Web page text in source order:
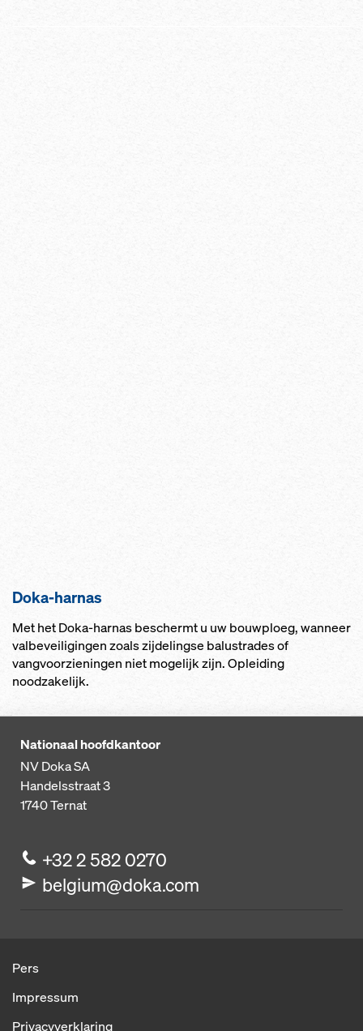
Doka-harnas
Met het Doka-harnas beschermt u uw bouwploeg, wanneer
valbeveiligingen zoals zijdelingse balustrades of
vangvoorzieningen niet mogelijk zijn. Opleiding
noodzakelijk.
Nationaal hoofdkantoor
NV Doka SA
Handelsstraat 3
1740Ternat
+32 2 582 0270
belgium@doka.com
Pers
Impressum
Privacyverklaring